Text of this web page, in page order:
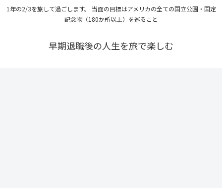
1年の2/3を旅して過ごします。 当面の目標はアメリカの全ての国立公園・国定
記念物（180か所以上）を巡ること
早期退職後の人生を旅で楽しむ